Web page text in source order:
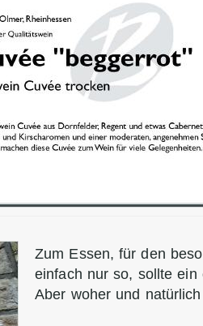
Zum Essen, für den
einfach nur so, sollte ein
Aber woher und